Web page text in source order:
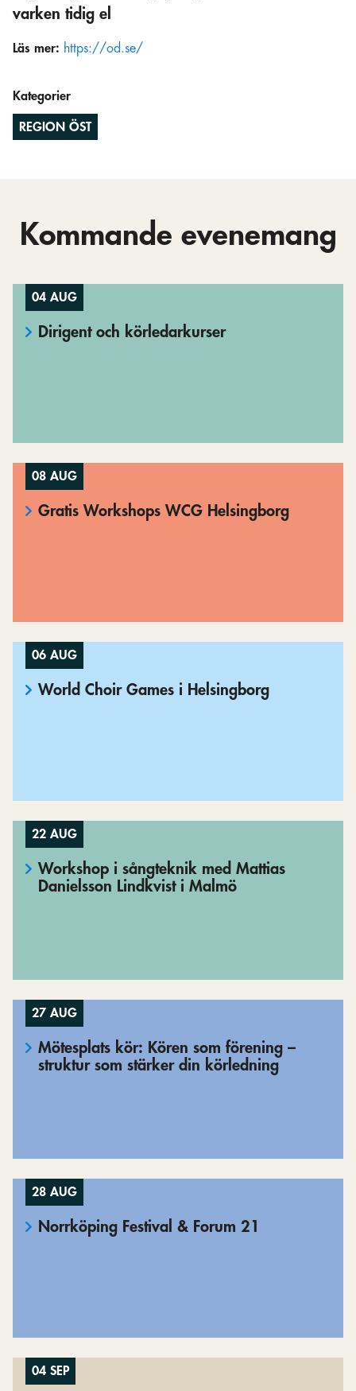
varken tidig el
Läs mer: https://od.se/
Kategorier
REGION ÖST
Kommande evenemang
04 AUG
Dirigent och körledarkurser
08 AUG
Gratis Workshops WCG Helsingborg
06 AUG
World Choir Games i Helsingborg
22 AUG
Workshop i sångteknik med Mattias
Danielsson Lindkvist i Malmö
27 AUG
Mötesplats kör: Kören som förening –
struktur som stärker din körledning
28 AUG
Norrköping Festival & Forum 21
04 SEP